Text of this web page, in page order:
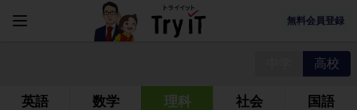
無料会員登録
高校
英語 数学 理科 社会 国語